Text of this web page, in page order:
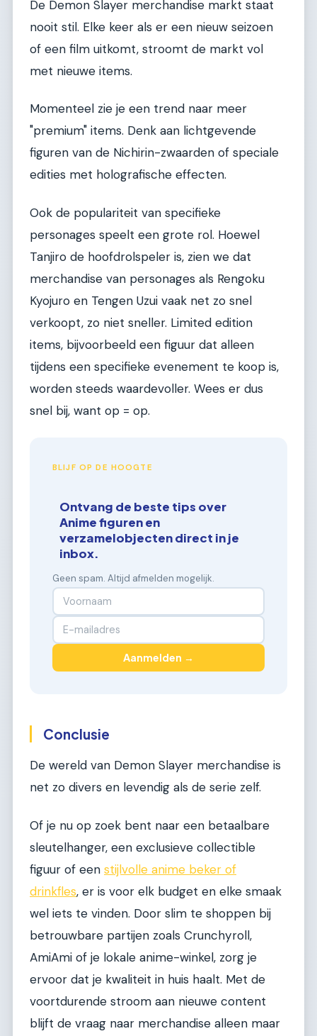
De Demon Slayer merchandise markt staat
nooit stil. Elke keer als er een nieuw seizoen
of een film uitkomt, stroomt de markt vol
met nieuwe items.
Momenteel zie je een trend naar meer
"premium" items. Denk aan lichtgevende
figuren van de Nichirin-zwaarden of speciale
edities met holografische effecten.
Ook de populariteit van specifieke
personages speelt een grote rol. Hoewel
Tanjiro de hoofdrolspeler is, zien we dat
merchandise van personages als Rengoku
Kyojuro en Tengen Uzui vaak net zo snel
verkoopt, zo niet sneller. Limited edition
items, bijvoorbeeld een figuur dat alleen
tijdens een specifieke evenement te koop is,
worden steeds waardevoller. Wees er dus
snel bij, want op = op.
BLIJF OP DE HOOGTE
Ontvang de beste tips over
Anime figuren en
verzamelobjecten direct in je
inbox.
Geen spam. Altijd afmelden mogelijk.
Aanmelden →
Conclusie
De wereld van Demon Slayer merchandise is
net zo divers en levendig als de serie zelf.
Of je nu op zoek bent naar een betaalbare
sleutelhanger, een exclusieve collectible
figuur of een stijlvolle anime beker of
drinkfles, er is voor elk budget en elke smaak
wel iets te vinden. Door slim te shoppen bij
betrouwbare partijen zoals Crunchyroll,
AmiAmi of je lokale anime-winkel, zorg je
ervoor dat je kwaliteit in huis haalt. Met de
voortdurende stroom aan nieuwe content
blijft de vraag naar merchandise alleen maar